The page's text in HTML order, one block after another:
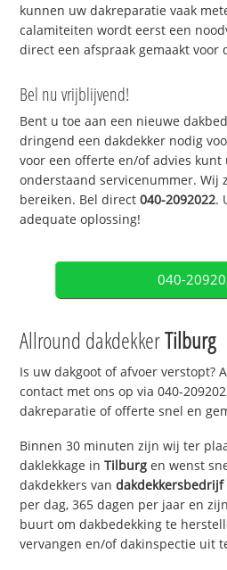
kunnen uw dakreparatie vaak
calamiteiten wordt eerst een
direct een afspraak gemaakt voor
Bel nu vrijblijvend!
Bent u toe aan een nieuwe
dringend een dakdekker nodig
voor een offerte en/of advies kunt
onderstaand servicenummer. Wij
bereiken. Bel direct040-2092022.
adequate oplossing!
040-
Allround dakdekkerTilburg
Is uw dakgoot of afvoer verstopt?
contact met ons op via 040-
dakreparatie of offerte snel en
Binnen 30 minuten zijn wij ter
daklekkage inTilburg en wenst
dakdekkers vandakdekkersbedrijf
per dag, 365 dagen per jaar en
buurt om dakbedekking te
vervangen en/of dakinspectie uit